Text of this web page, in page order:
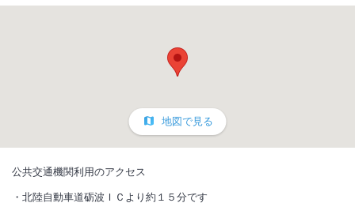
地図で見る
公共交通機関利用のアクセス
北陸自動車道砺波ＩＣより約１５分です